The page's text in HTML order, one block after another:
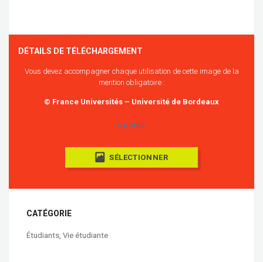
DÉTAILS DE TÉLÉCHARGEMENT
Vous devez accompagner chaque utilisation de cette image de la
mention obligatoire :
© France Universités – Université de Bordeaux
COPIER
SÉLECTIONNER
CATÉGORIE
Étudiants, Vie étudiante